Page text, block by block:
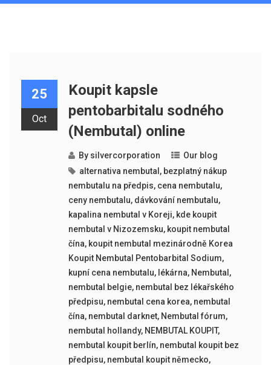
25
Oct
Koupit kapsle
pentobarbitalu sodného
(Nembutal) online
By silvercorporation
Our blog
alternativa nembutal , bezplatný nákup
nembutalu na předpis, cena nembutalu,
ceny nembutalu, dávkování nembutalu,
kapalina nembutal v Koreji, kde koupit
nembutal v Nizozemsku, koupit nembutal
čína, koupit nembutal mezinárodně Korea
Koupit Nembutal Pentobarbital Sodium,
kupní cena nembutalu, lékárna, Nembutal ,
nembutal belgie, nembutal bez lékařského
předpisu, nembutal cena korea, nembutal
čína, nembutal darknet, Nembutal fórum,
nembutal hollandy, NEMBUTAL KOUPIT,
nembutal koupit berlín, nembutal koupit bez
předpisu, nembutal koupit německo,